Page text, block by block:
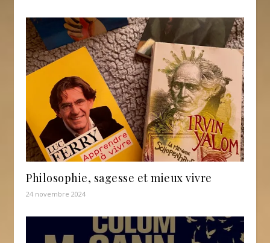
Philosophie, sagesse et mieux vivre
24 novembre 2024